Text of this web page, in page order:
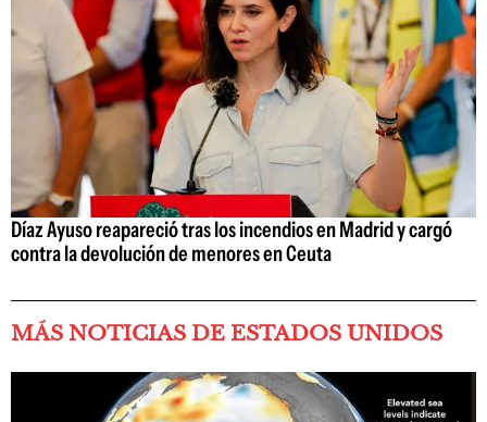
Díaz Ayuso reapareció tras los incendios en Madrid y cargó
contra la devolución de menores en Ceuta
MÁS NOTICIAS DE ESTADOS UNIDOS